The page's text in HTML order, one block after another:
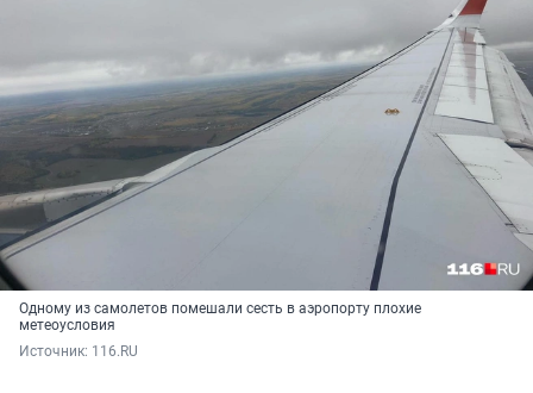
Одному из самолетов помешали сесть в аэропорту плохие
метеоусловия
Источник: 116.RU